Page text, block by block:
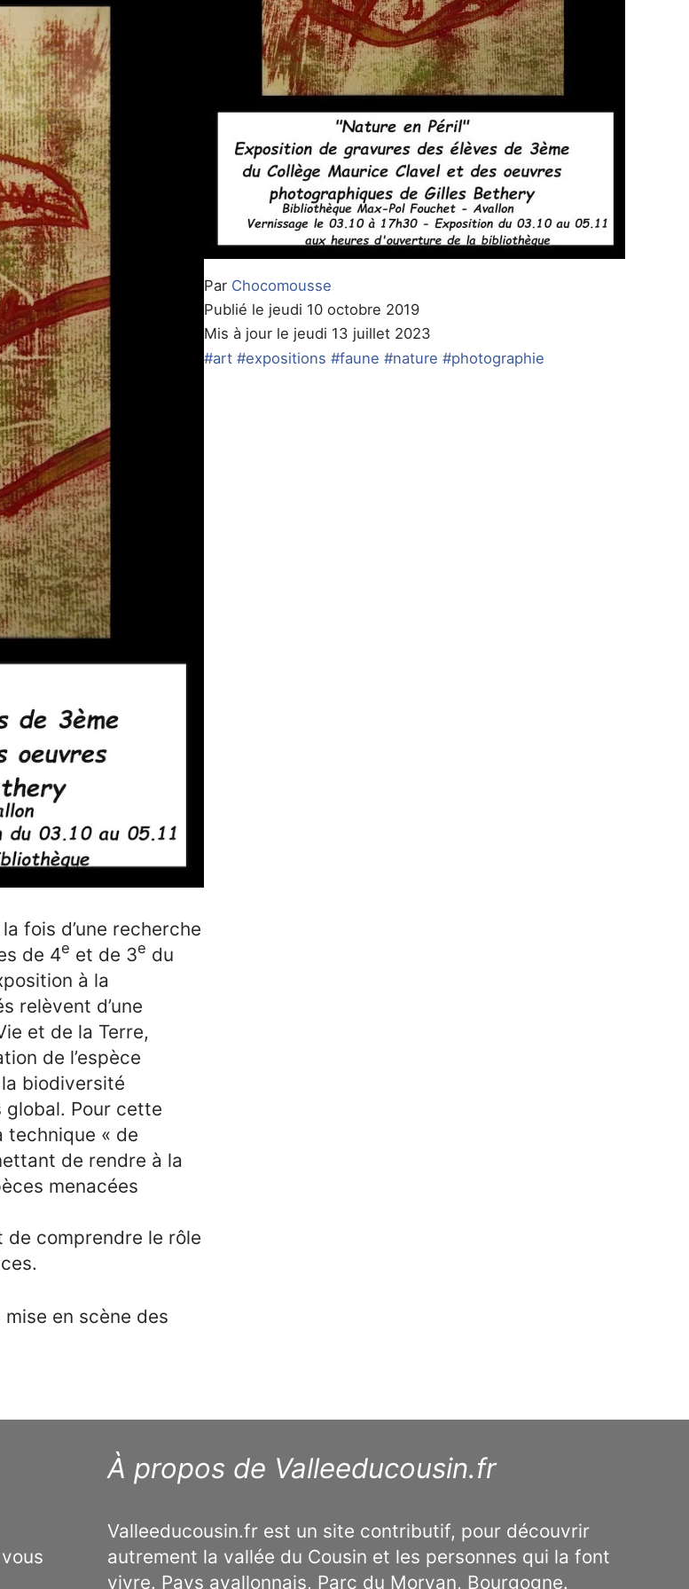
fois d’une recherche
de 4e et de 3e du
à la
relèvent d’une
et de la Terre,
de l’espèce
biodiversité
global. Pour cette
technique « de
de rendre à la
menacées
comprendre le rôle
en scène des
Par Chocomousse
Publié le jeudi 10 octobre 2019
Mis à jour le jeudi 13 juillet 2023
#art #expositions #faune #nature #photographie
À propos de Valleeducousin.fr
Valleeducousin.fr est un site contributif, pour découvrir
autrement la vallée du Cousin et les personnes qui la font
vivre. Pays avallonnais, Parc du Morvan, Bourgogne.